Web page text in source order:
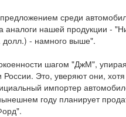
среди
аналоги нашей продукции -
- намного выше".
шагом "ДжМ",
Это, уверяют они,
импортер
году планирует